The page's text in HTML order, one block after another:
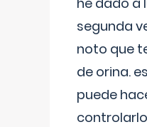
segunda
noto que
de orina.
puede